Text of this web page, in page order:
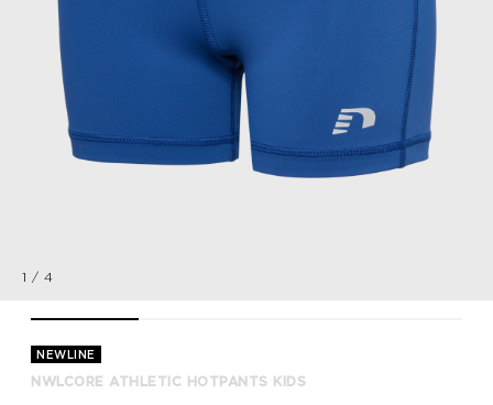
1 / 4
NEWLINE
NWLCORE ATHLETIC HOTPANTS KIDS